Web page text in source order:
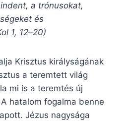
a trónusokat,
és
1, 12–20)
Krisztus királyságának
a teremtett világ
mi is a teremtés új
hatalom fogalma benne
Jézus nagysága